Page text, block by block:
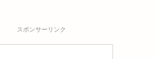
スポンサーリンク